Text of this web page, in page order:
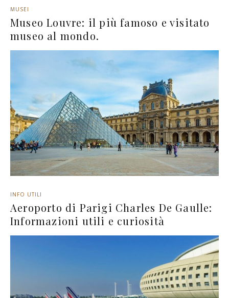
MUSEI
Museo Louvre: il più famoso e visitato
museo al mondo.
INFO UTILI
Aeroporto di Parigi Charles De Gaulle:
Informazioni utili e curiosità